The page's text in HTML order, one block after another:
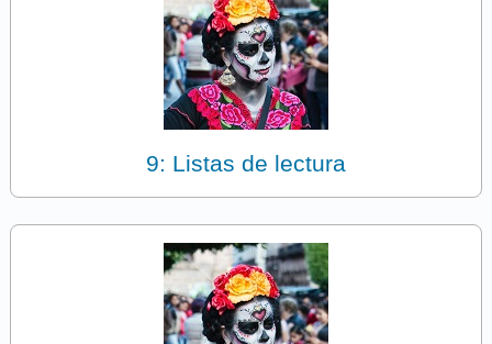
9: Listas de lectura